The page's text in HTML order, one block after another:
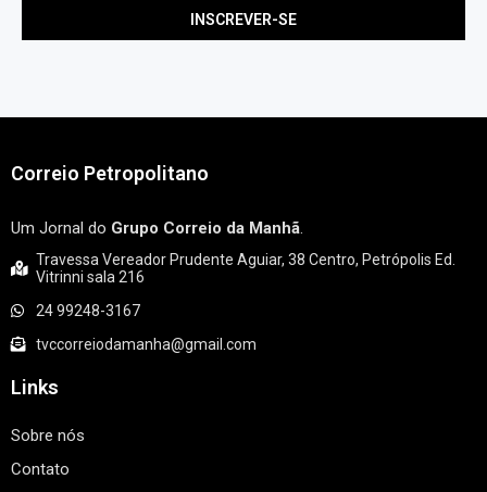
Correio Petropolitano
Um Jornal do Grupo Correio da Manhã.
Travessa Vereador Prudente Aguiar, 38 Centro, Petrópolis Ed.
Vitrinni sala 216
24 99248-3167
tvccorreiodamanha@gmail.com
Links
Sobre nós
Contato